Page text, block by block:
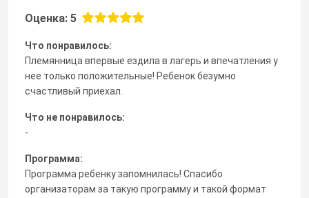
Оценка: 5
Что понравилось:
Племянница впервые ездила в лагерь и впечатления у
нее только положительные! Ребенок безумно
счастливый приехал.
Что не понравилось:
-
Программа:
Программа ребенку запомнилась! Спасибо
организаторам за такую программу и такой формат